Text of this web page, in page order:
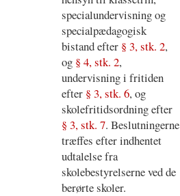
specialundervisning og
specialpædagogisk
bistand efter § 3, stk. 2,
og § 4, stk. 2,
undervisning i fritiden
efter § 3, stk. 6, og
skolefritidsordning efter
§ 3, stk. 7. Beslutningerne
træffes efter indhentet
udtalelse fra
skolebestyrelserne ved de
berørte skoler.